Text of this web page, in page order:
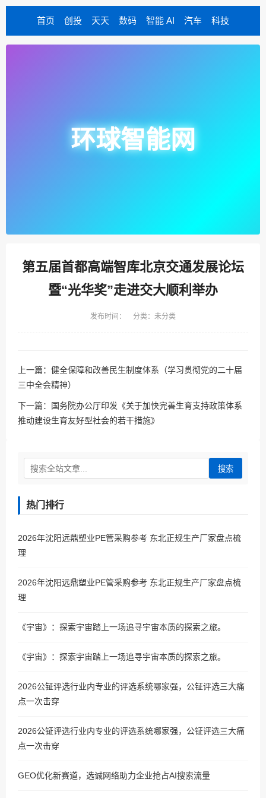
首页 创投 天天 数码 智能 AI 汽车 科技
环球智能网
第五届首都高端智库北京交通发展论坛
暨“光华奖”走进交大顺利举办
发布时间： 分类：未分类
上一篇： 健全保障和改善民生制度体系（学习贯彻党的二十届
三中全会精神）
下一篇：
国务院办公厅印发《关于加快完善生育支持政策体系
推动建设生育友好型社会的若干措施》
搜索
热门排行
2026年沈阳远鼎塑业PE管采购参考 东北正规生产厂家盘点梳
理
2026年沈阳远鼎塑业PE管采购参考 东北正规生产厂家盘点梳
理
《宇宙》：探索宇宙踏上一场追寻宇宙本质的探索之旅。
《宇宙》：探索宇宙踏上一场追寻宇宙本质的探索之旅。
2026公钲评选行业内专业的评选系统哪家强，公钲评选三大痛
点一次击穿
2026公钲评选行业内专业的评选系统哪家强，公钲评选三大痛
点一次击穿
GEO优化新赛道，选诚网络助力企业抢占AI搜索流量